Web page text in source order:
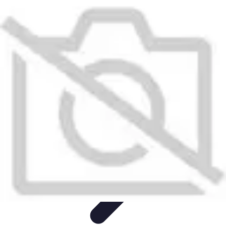
Conseils et Guides
Conseils
Funéraire
Comparaison Organisation
Prestations Funéraires